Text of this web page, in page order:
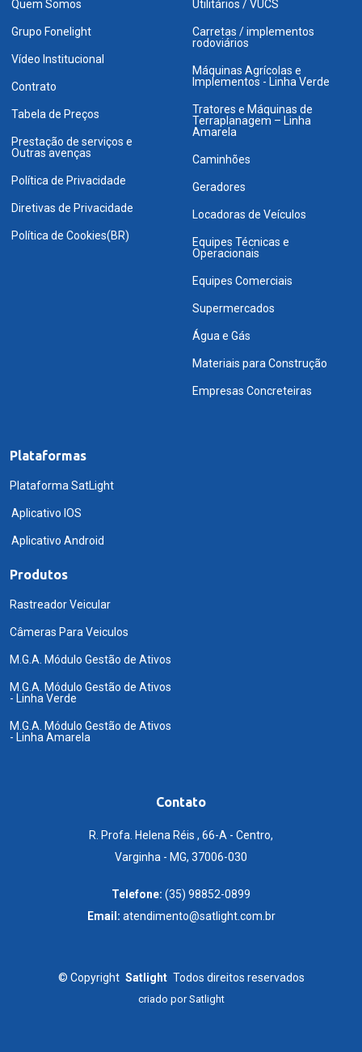
Quem Somos
Grupo Fonelight
Vídeo Institucional
Contrato
Tabela de Preços
Prestação de serviços e
Outras avenças
Política de Privacidade
Diretivas de Privacidade
Política de Cookies(BR)
Utilitários / VUCS
Carretas / implementos
rodoviários
Máquinas Agrícolas e
Implementos - Linha Verde
Tratores e Máquinas de
Terraplanagem – Linha
Amarela
Caminhões
Geradores
Locadoras de Veículos
Equipes Técnicas e
Operacionais
Equipes Comerciais
Supermercados
Água e Gás
Materiais para Construção
Empresas Concreteiras
Plataformas
Plataforma SatLight
Aplicativo IOS
Aplicativo Android
Produtos
Rastreador Veicular
Câmeras Para Veiculos
M.G.A. Módulo Gestão de Ativos
M.G.A. Módulo Gestão de Ativos
- Linha Verde
M.G.A. Módulo Gestão de Ativos
- Linha Amarela
Contato
R. Profa. Helena Réis , 66-A - Centro,
Varginha - MG, 37006-030
Telefone: (35) 98852-0899
Email: atendimento@satlight.com.br
© Copyright Satlight Todos direitos reservados
criado porSatlight